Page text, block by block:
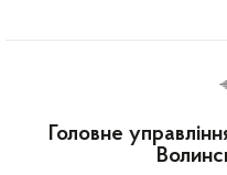
Головне